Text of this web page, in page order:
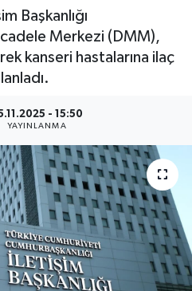
Başkanlığı
Merkezi (DMM),
kanseri hastalarına ilaç
- 15:50
YAYINLANMA
Yayın izle
ve Fikstür